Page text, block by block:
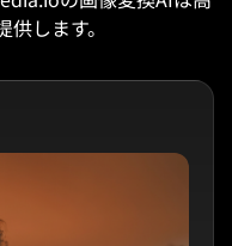
します。